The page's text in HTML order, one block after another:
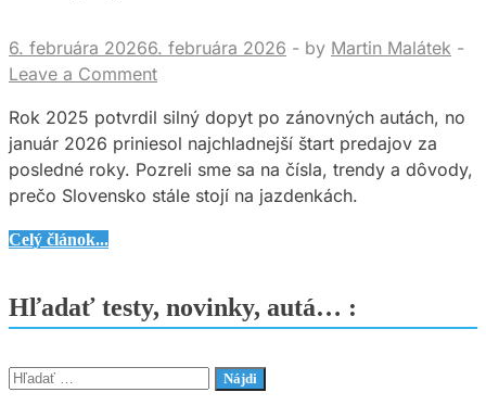
6. februára 20266. februára 2026 - by Martin Malátek -
Leave a Comment
Rok 2025 potvrdil silný dopyt po zánovných autách, no
január 2026 priniesol najchladnejší štart predajov za
posledné roky. Pozreli sme sa na čísla, trendy a dôvody,
prečo Slovensko stále stojí na jazdenkách.
Jazdené
Slovensku
trh
brzdí
Celý článok...
Hľadať testy, novinky, autá… :
Hľadať: